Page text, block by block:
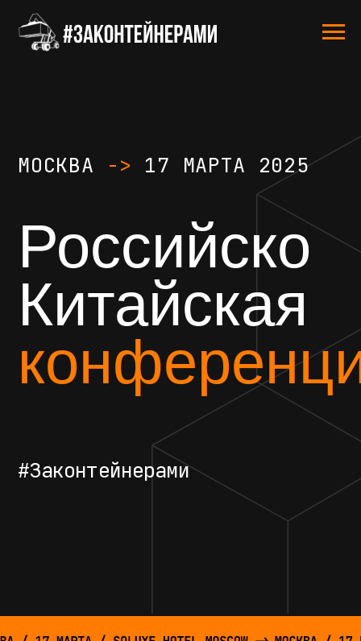
Российско
Китайская
конференция